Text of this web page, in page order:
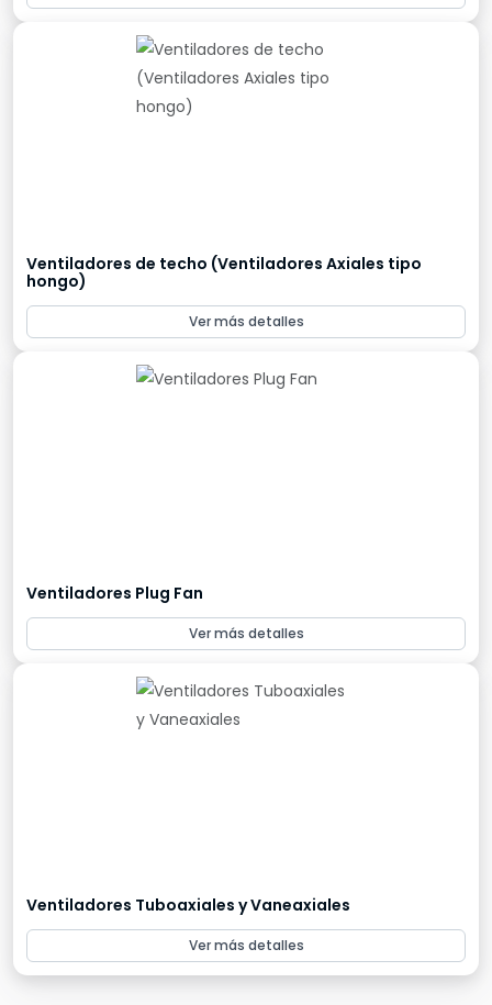
Ventiladores de techo (Ventiladores Axiales tipo
hongo)
Ver más detalles
Ventiladores Plug Fan
Ver más detalles
Ventiladores Tuboaxiales y Vaneaxiales
Ver más detalles